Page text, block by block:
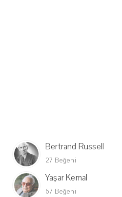
Bertrand Russell
27 Beğeni
Yaşar Kemal
67 Beğeni